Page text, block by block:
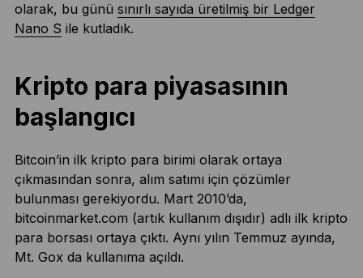
olarak, bu günü sınırlı sayıda üretilmiş bir Ledger
Nano S ile kutladık.
Kripto para piyasasının
başlangıcı
Bitcoin’in ilk kripto para birimi olarak ortaya
çıkmasından sonra, alım satımı için çözümler
bulunması gerekiyordu. Mart 2010’da,
bitcoinmarket.com (artık kullanım dışıdır) adlı ilk kripto
para borsası ortaya çıktı. Aynı yılın Temmuz ayında,
Mt. Gox da kullanıma açıldı.